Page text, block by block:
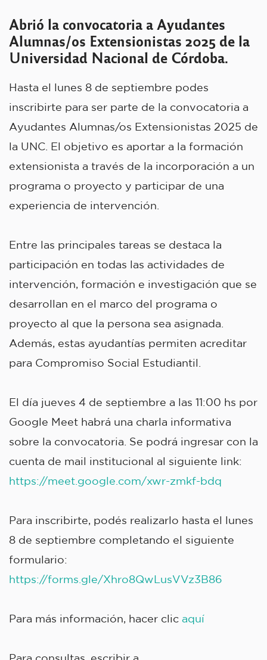
Abrió la convocatoria a Ayudantes
Alumnas/os Extensionistas 2025 de la
Universidad Nacional de Córdoba.
Hasta el lunes 8 de septiembre podes
inscribirte para ser parte de la convocatoria a
Ayudantes Alumnas/os Extensionistas 2025 de
la UNC. El objetivo es aportar a la formación
extensionista a través de la incorporación a un
programa o proyecto y participar de una
experiencia de intervención.
Entre las principales tareas se destaca la
participación en todas las actividades de
intervención, formación e investigación que se
desarrollan en el marco del programa o
proyecto al que la persona sea asignada.
Además, estas ayudantías permiten acreditar
para Compromiso Social Estudiantil.
El día jueves 4 de septiembre a las 11:00 hs por
Google Meet habrá una charla informativa
sobre la convocatoria. Se podrá ingresar con la
cuenta de mail institucional al siguiente link:
https://meet.google.com/xwr-zmkf-bdq
Para inscribirte, podés realizarlo hasta el lunes
8 de septiembre completando el siguiente
formulario:
https://forms.gle/Xhro8QwLusVVz3B86
Para más información, hacer clic aquí
Para consultas, escribir a